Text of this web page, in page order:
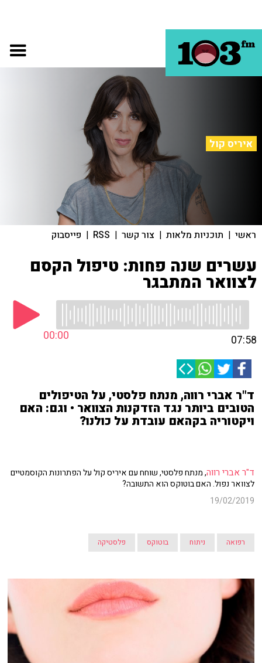
איריס קול
ראשי | תוכניות מלאות | צור קשר |
RSS
| פייסבוק
עשרים שנה פחות: טיפול הקסם
לצוואר המתבגר
00:00 07:58
ד"ר אברי רווה, מנתח פלסטי, על הטיפולים
הטובים ביותר נגד הזדקנות הצוואר • וגם: האם
ויקטוריה בקהאם עובדת על כולנו?
ד"ר אברי רווה, מנתח פלסטי, שוחח עם איריס קול על הפתרונות הקוסמטיים
לצוואר נפול. האם בוטוקס הוא התשובה?
19/02/2019
רפואה ניתוח בוטוקס פלסטיקה